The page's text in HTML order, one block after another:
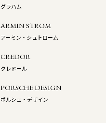
グラハム
ARMIN STROM
アーミン・シュトローム
CREDOR
クレドール
PORSCHE DESIGN
ポルシェ・デザイン